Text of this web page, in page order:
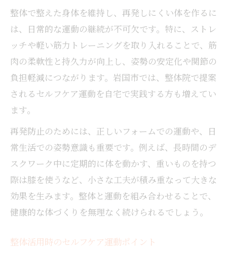
整体で整えた身体を維持し、再発しにくい体を作るに
は、日常的な運動の継続が不可欠です。特に、ストレ
ッチや軽い筋力トレーニングを取り入れることで、筋
肉の柔軟性と持久力が向上し、姿勢の安定化や関節の
負担軽減につながります。岩国市では、整体院で提案
されるセルフケア運動を自宅で実践する方も増えてい
ます。
再発防止のためには、正しいフォームでの運動や、日
常生活での姿勢意識も重要です。例えば、長時間のデ
スクワーク中に定期的に体を動かす、重いものを持つ
際は膝を使うなど、小さな工夫が積み重なって大きな
効果を生みます。整体と運動を組み合わせることで、
健康的な体づくりを無理なく続けられるでしょう。
整体活用時のセルフケア運動ポイント